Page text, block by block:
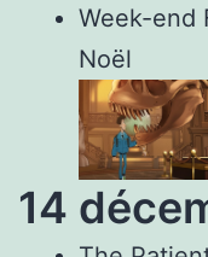
Week-end
Noël
14